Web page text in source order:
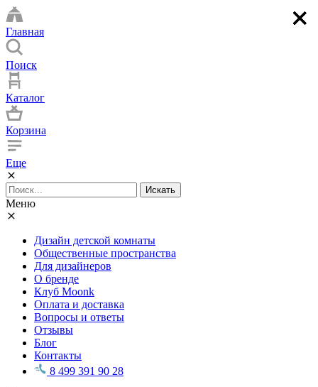
Главная
Поиск
Каталог
Корзина
Еще
Искать
Меню
Дизайн детской комнаты
Общественные пространства
Для дизайнеров
О бренде
Клуб Moonk
Оплата и доставка
Вопросы и ответы
Отзывы
Блог
Контакты
8 499 391 90 28
×
×
×
×